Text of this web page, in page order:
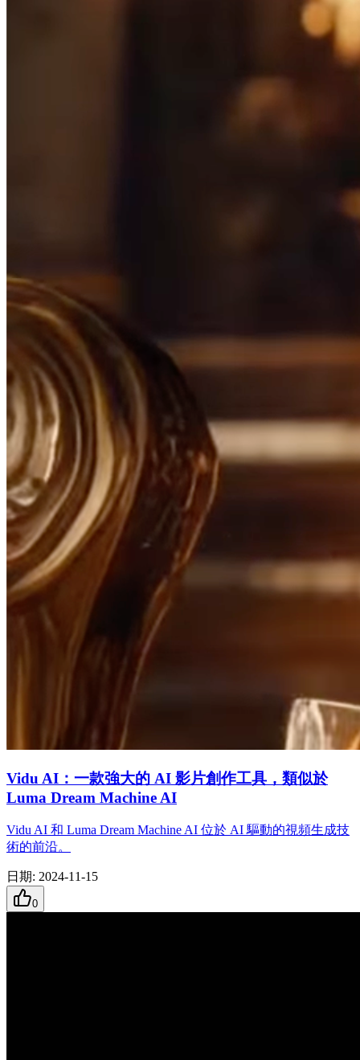
Vidu AI：一款強大的 AI 影片創作工具，類似於
Luma Dream Machine AI
Vidu AI 和 Luma Dream Machine AI 位於 AI 驅動的視頻生成技
術的前沿。
日期: 2024-11-15
0